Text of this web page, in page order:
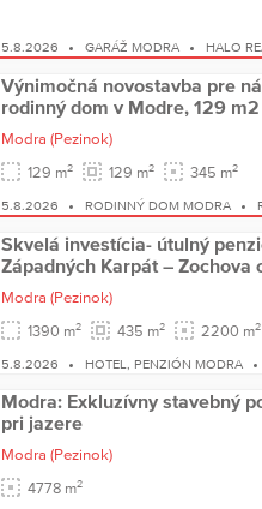
5.8.2026 GARÁŽ MODRA HALO
Výnimočná novostavba pre
rodinný dom v Modre, 129 m2
Modra (Pezinok)
129 m2 129 m2 345 m2
5.8.2026 RODINNÝ DOM MODRA
Skvelá investícia- útulný
Západných Karpát – Zochova
Modra (Pezinok)
1390 m2 435 m2 2200 m2
5.8.2026 HOTEL, PENZIÓN MODRA
Modra: Exkluzívny stavebný
pri jazere
Modra (Pezinok)
4778 m2